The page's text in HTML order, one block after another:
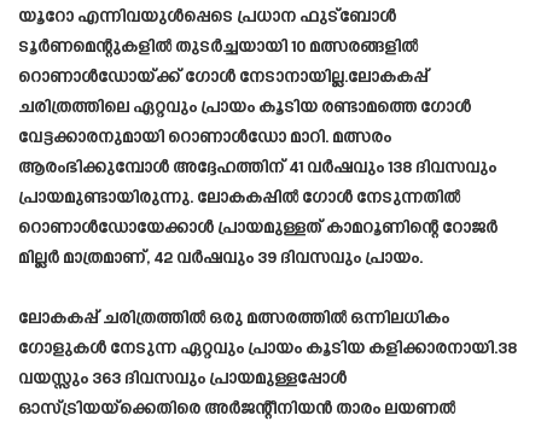
യൂറോ എന്നിവയുൾപ്പെടെ പ്രധാന ഫുട്ബോൾ
ടൂർണമെന്റുകളിൽ തുടർച്ചയായി 10 മത്സരങ്ങളിൽ
റൊണാൾഡോയ്ക്ക് ഗോൾ നേടാനായില്ല.ലോകകപ്പ്
ചരിത്രത്തിലെ ഏറ്റവും പ്രായം കൂടിയ രണ്ടാമത്തെ ഗോൾ
വേട്ടക്കാരനുമായി റൊണാൾഡോ മാറി. മത്സരം
ആരംഭിക്കുമ്പോൾ അദ്ദേഹത്തിന് 41 വർഷവും 138 ദിവസവും
പ്രായമുണ്ടായിരുന്നു. ലോകകപ്പിൽ ഗോൾ നേടുന്നതിൽ
റൊണാൾഡോയേക്കാൾ പ്രായമുള്ളത് കാമറൂണിന്റെ റോജർ
മില്ലർ മാത്രമാണ്, 42 വർഷവും 39 ദിവസവും പ്രായം.
ലോകകപ്പ് ചരിത്രത്തിൽ ഒരു മത്സരത്തിൽ ഒന്നിലധികം
ഗോളുകൾ നേടുന്ന ഏറ്റവും പ്രായം കൂടിയ കളിക്കാരനായി.38
വയസ്സും 363 ദിവസവും പ്രായമുള്ളപ്പോൾ
ഓസ്ട്രിയയ്‌ക്കെതിരെ അർജന്റീനിയൻ താരം ലയണൽ